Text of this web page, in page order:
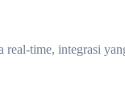
time, integrasi